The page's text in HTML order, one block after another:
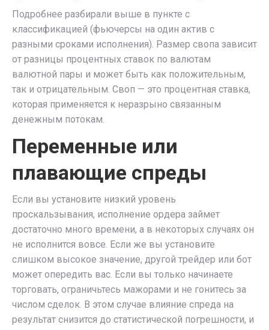
Подробнее разбирали выше в пункте с
классификацией (фьючерсы на один актив с
разными сроками исполнения). Размер свопа зависит
от разницы процентных ставок по валютам
валютной пары и может быть как положительным,
так и отрицательным. Своп — это процентная ставка,
которая применяется к неразрыно связанным
денежным потокам.
Переменные или
плавающие спреды
Если вы установите низкий уровень
проскальзывания, исполнение ордера займет
достаточно много времени, а в некоторых случаях он
не исполнится вовсе. Если же вы установите
слишком высокое значение, другой трейдер или бот
может опередить вас. Если вы только начинаете
торговать, ограничьтесь мажорами и не гонитесь за
числом сделок. В этом случае влияние спреда на
результат снизится до статистической погрешности, и